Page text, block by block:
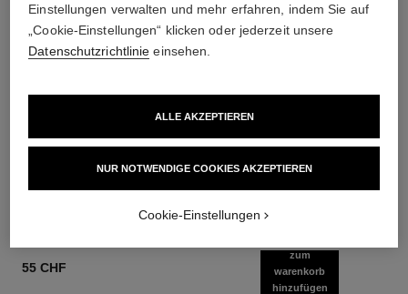
Ref. 121270
Zum Warenkorb hinzufügen
Ref. 121460
103 chf
Zum Warenkorb hinzufügen
55 CHF
zum
warenkorb
hinzufügen
Einstellungen verwalten und mehr erfahren, indem Sie auf
„Cookie-Einstellungen“ klicken oder jederzeit unsere
Datenschutzrichtlinie einsehen.
NUR NOTWENDIGE COOKIES AKZEPTIEREN
ALLE AKZEPTIEREN
Cookie-Einstellungen